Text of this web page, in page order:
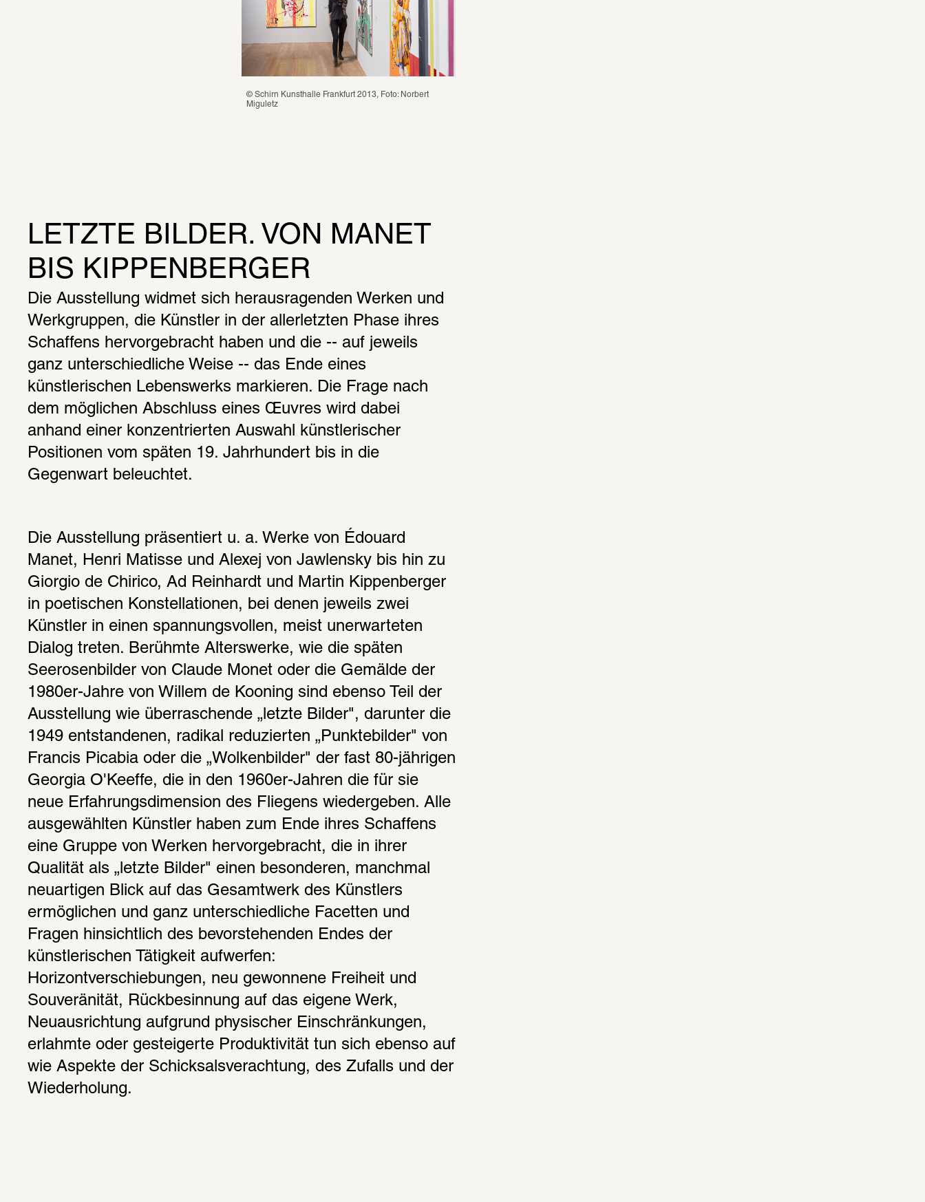
© Schirn Kunsthalle Frankfurt 2013, Foto: Norbert
Miguletz
LETZTE BILDER. VON MANET
BIS KIPPENBERGER
Die Ausstellung widmet sich herausragenden Werken und
Werkgruppen, die Künstler in der allerletzten Phase ihres
Schaffens hervorgebracht haben und die -- auf jeweils
ganz unterschiedliche Weise -- das Ende eines
künstlerischen Lebenswerks markieren. Die Frage nach
dem möglichen Abschluss eines Œuvres wird dabei
anhand einer konzentrierten Auswahl künstlerischer
Positionen vom späten 19. Jahrhundert bis in die
Gegenwart beleuchtet.
Die Ausstellung präsentiert u. a. Werke von Édouard
Manet, Henri Matisse und Alexej von Jawlensky bis hin zu
Giorgio de Chirico, Ad Reinhardt und Martin Kippenberger
in poetischen Konstellationen, bei denen jeweils zwei
Künstler in einen spannungsvollen, meist unerwarteten
Dialog treten. Berühmte Alterswerke, wie die späten
Seerosenbilder von Claude Monet oder die Gemälde der
1980er-Jahre von Willem de Kooning sind ebenso Teil der
Ausstellung wie überraschende „letzte Bilder", darunter die
1949 entstandenen, radikal reduzierten „Punktebilder" von
Francis Picabia oder die „Wolkenbilder" der fast 80-jährigen
Georgia O'Keeffe, die in den 1960er-Jahren die für sie
neue Erfahrungsdimension des Fliegens wiedergeben. Alle
ausgewählten Künstler haben zum Ende ihres Schaffens
eine Gruppe von Werken hervorgebracht, die in ihrer
Qualität als „letzte Bilder" einen besonderen, manchmal
neuartigen Blick auf das Gesamtwerk des Künstlers
ermöglichen und ganz unterschiedliche Facetten und
Fragen hinsichtlich des bevorstehenden Endes der
künstlerischen Tätigkeit aufwerfen:
Horizontverschiebungen, neu gewonnene Freiheit und
Souveränität, Rückbesinnung auf das eigene Werk,
Neuausrichtung aufgrund physischer Einschränkungen,
erlahmte oder gesteigerte Produktivität tun sich ebenso auf
wie Aspekte der Schicksalsverachtung, des Zufalls und der
Wiederholung.